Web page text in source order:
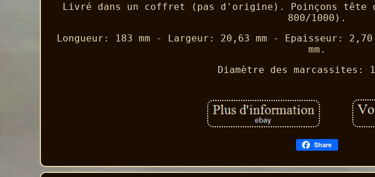
Livré dans un coffret (pas d'origine). Poinçons
800/1000).
Longueur: 183 mm - Largeur: 20,63 mm - Epaisseur:
mm.
Diamètre des marcassites:
Share